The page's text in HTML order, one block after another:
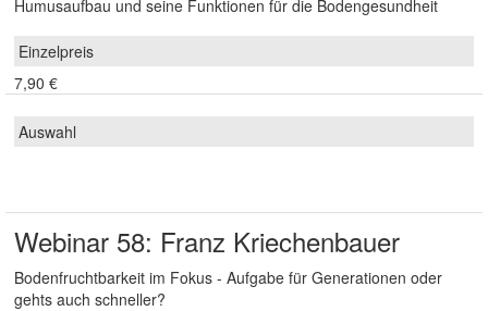
Humusaufbau und seine Funktionen für die Bodengesundheit
7,90 €
Webinar 58: Franz Kriechenbauer
Bodenfruchtbarkeit im Fokus - Aufgabe für Generationen oder
gehts auch schneller?